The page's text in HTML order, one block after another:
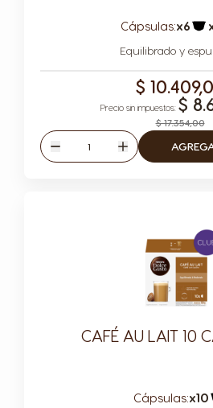
Cápsulas:x6
Equilibrado y
$ 17.354,00
$
$
Disminuir
Cantidad
Aumentar
CAFÉ AU LAIT 10
Cápsulas:x10